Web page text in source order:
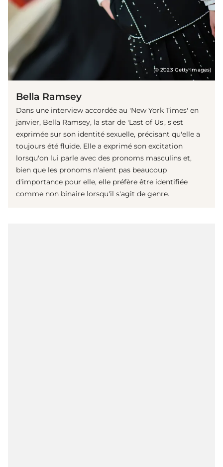
(© 2023 Getty Images)
Bella Ramsey
Dans une interview accordée au 'New York Times' en
janvier, Bella Ramsey, la star de 'Last of Us', s'est
exprimée sur son identité sexuelle, précisant qu'elle a
toujours été fluide. Elle a exprimé son excitation
lorsqu'on lui parle avec des pronoms masculins et,
bien que les pronoms n'aient pas beaucoup
d'importance pour elle, elle préfère être identifiée
comme non binaire lorsqu'il s'agit de genre.